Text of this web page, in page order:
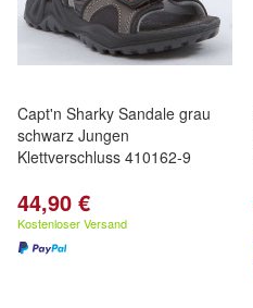
Capt'n Sharky Sandale grau
schwarz Jungen
Klettverschluss 410162-9
44,90 €
Kostenloser Versand